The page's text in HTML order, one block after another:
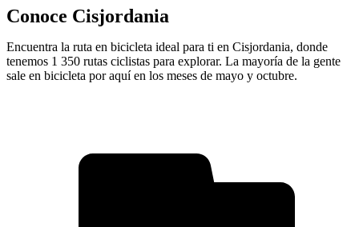
Conoce Cisjordania
Encuentra la ruta en bicicleta ideal para ti en Cisjordania, donde
tenemos 1 350 rutas ciclistas para explorar. La mayoría de la gente
sale en bicicleta por aquí en los meses de mayo y octubre.